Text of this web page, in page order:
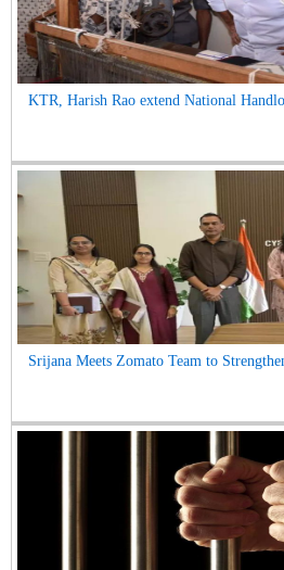
KTR, Harish Rao extend National
Srijana Meets Zomato Team to